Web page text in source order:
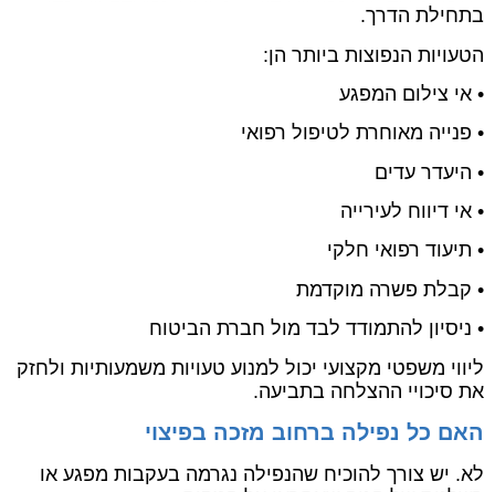
בתחילת הדרך.
הטעויות הנפוצות ביותר הן:
• אי צילום המפגע
• פנייה מאוחרת לטיפול רפואי
• היעדר עדים
• אי דיווח לעירייה
• תיעוד רפואי חלקי
• קבלת פשרה מוקדמת
• ניסיון להתמודד לבד מול חברת הביטוח
ליווי משפטי מקצועי יכול למנוע טעויות משמעותיות ולחזק
את סיכויי ההצלחה בתביעה.
האם כל נפילה ברחוב מזכה בפיצוי
לא. יש צורך להוכיח שהנפילה נגרמה בעקבות מפגע או